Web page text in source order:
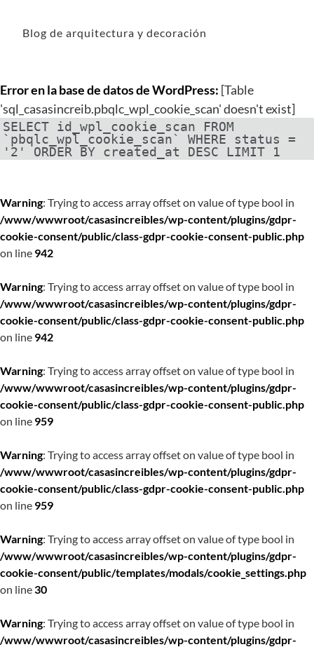
Blog de arquitectura y decoración
Error en la base de datos de WordPress: [Table
'sql_casasincreib.pbqlc_wpl_cookie_scan' doesn't exist]
SELECT id_wpl_cookie_scan FROM
`pbqlc_wpl_cookie_scan` WHERE status =
'2' ORDER BY created_at DESC LIMIT 1
Warning: Trying to access array offset on value of type bool in
/www/wwwroot/casasincreibles/wp-content/plugins/gdpr-
cookie-consent/public/class-gdpr-cookie-consent-public.php
on line 942
Warning: Trying to access array offset on value of type bool in
/www/wwwroot/casasincreibles/wp-content/plugins/gdpr-
cookie-consent/public/class-gdpr-cookie-consent-public.php
on line 942
Warning: Trying to access array offset on value of type bool in
/www/wwwroot/casasincreibles/wp-content/plugins/gdpr-
cookie-consent/public/class-gdpr-cookie-consent-public.php
on line 959
Warning: Trying to access array offset on value of type bool in
/www/wwwroot/casasincreibles/wp-content/plugins/gdpr-
cookie-consent/public/class-gdpr-cookie-consent-public.php
on line 959
Warning: Trying to access array offset on value of type bool in
/www/wwwroot/casasincreibles/wp-content/plugins/gdpr-
cookie-consent/public/templates/modals/cookie_settings.php
on line30
Warning: Trying to access array offset on value of type bool in
/www/wwwroot/casasincreibles/wp-content/plugins/gdpr-